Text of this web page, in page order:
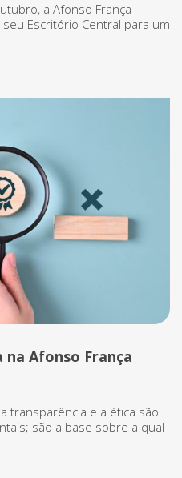
a Afonso França
Escritório Central para um
na Afonso França
transparência e a ética são
são a base sobre a qual